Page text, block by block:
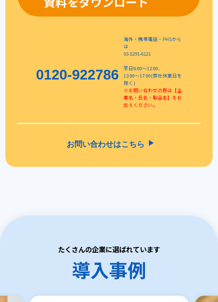
0120-922786
海外・携帯電話・PHSから
は
03-5291-6121
平日9:00〜12:00、
13:00〜17:00(弊社休業日を
除く)
※お問い合わせの際は【企
業名・氏名・製品名】をお
伝えください。
お問い合わせはこちら
たくさんの企業に選ばれています
導入事例